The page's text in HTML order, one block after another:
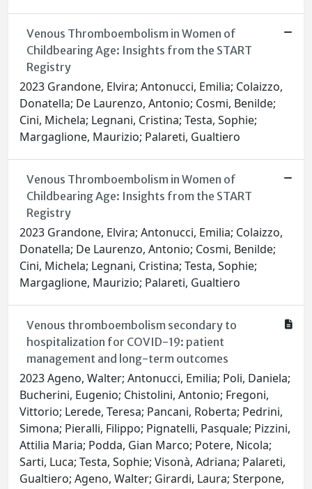
Venous Thromboembolism in Women of
Childbearing Age: Insights from the START
Registry
2023 Grandone, Elvira; Antonucci, Emilia; Colaizzo,
Donatella; De Laurenzo, Antonio; Cosmi, Benilde;
Cini, Michela; Legnani, Cristina; Testa, Sophie;
Margaglione, Maurizio; Palareti, Gualtiero
Venous Thromboembolism in Women of
Childbearing Age: Insights from the START
Registry
2023 Grandone, Elvira; Antonucci, Emilia; Colaizzo,
Donatella; De Laurenzo, Antonio; Cosmi, Benilde;
Cini, Michela; Legnani, Cristina; Testa, Sophie;
Margaglione, Maurizio; Palareti, Gualtiero
Venous thromboembolism secondary to
hospitalization for COVID-19: patient
management and long-term outcomes
2023 Ageno, Walter; Antonucci, Emilia; Poli, Daniela;
Bucherini, Eugenio; Chistolini, Antonio; Fregoni,
Vittorio; Lerede, Teresa; Pancani, Roberta; Pedrini,
Simona; Pieralli, Filippo; Pignatelli, Pasquale; Pizzini,
Attilia Maria; Podda, Gian Marco; Potere, Nicola;
Sarti, Luca; Testa, Sophie; Visonà, Adriana; Palareti,
Gualtiero; Ageno, Walter; Girardi, Laura; Sterpone,